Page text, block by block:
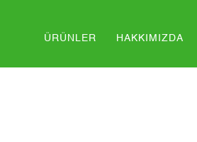
ÜRÜNLER HAKKIMIZDA